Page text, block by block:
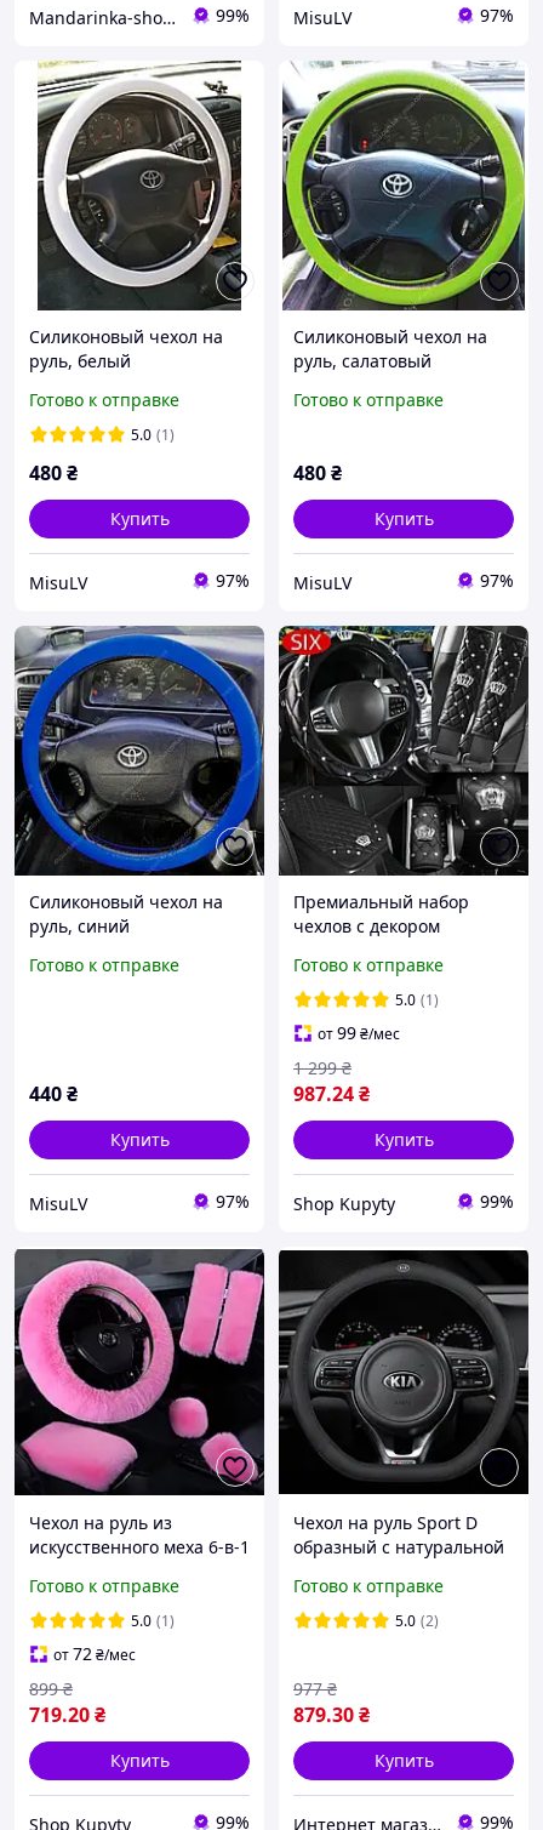
Mandarinka-shop.in.ua - автоаксессуары 99% MisuLV 97%
Силиконовый чехол на
руль, белый
Готово к отправке
5.0 (1)
480₴
Купить
MisuLV 97%
Силиконовый чехол на
руль, салатовый
Готово к отправке
480₴
Купить
MisuLV 97%
Силиконовый чехол на
руль, синий
Готово к отправке
440₴
Купить
MisuLV 97%
Премиальный набор
чехлов с декором
ручник, коробку передач,
ремни безопасности
Готово к отправке
5.0 (1)
от99₴/мес
987.24₴
1 299 ₴
Купить
Shop Kupyty 99%
Чехол на руль из
искусственного меха 6-в-1
Готово к отправке
5.0 (1)
от72₴/мес
719.20₴
899 ₴
Купить
Shop Kupyty 99%
Чехол на руль Sport D
образный с натуральной
Готово к отправке
5.0 (2)
879.30₴
977 ₴
Купить
Интернет магазин GoFashion 99%